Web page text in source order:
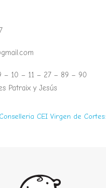
– 10 – 11 – 27 – 89 – 90
Patraix y Jesús
CEI Virgen de Cortes: